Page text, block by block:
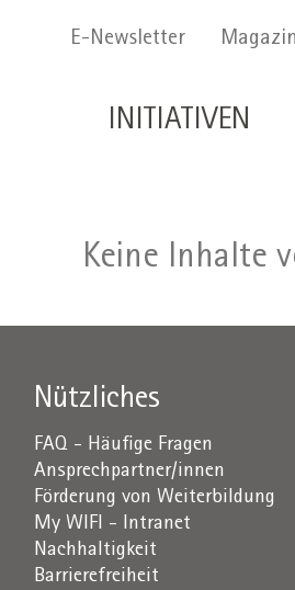
Menu Secondario
E-Newsletter Magazin
Navigazione
INITIATIVEN
Keine Inhalte
Nützliches
FAQ - Häufige Fragen
Ansprechpartner/innen
Förderung von Weiterbildung
My WIFI - Intranet
Nachhaltigkeit
Barrierefreiheit